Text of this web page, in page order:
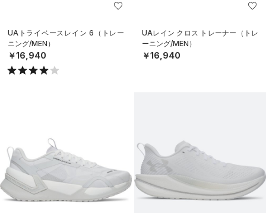
UAトライベースレイン 6（トレー
ニング/MEN）
￥16,940
UAレイン クロス トレーナー（トレ
ーニング/MEN）
￥16,940